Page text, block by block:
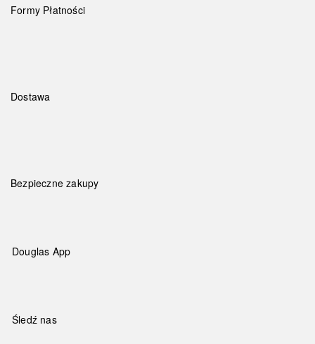
Formy Płatności
Dostawa
Bezpieczne zakupy
Douglas App
Śledź nas